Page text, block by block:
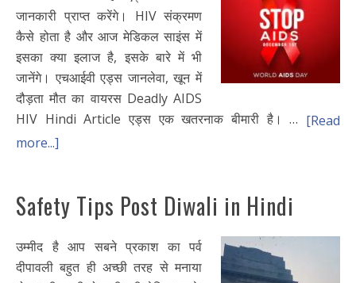
जानकारी प्राप्त करेंगे। HIV संक्रमण
कैसे होता है और आज मेडिकल साइंस में
इसका क्या इलाज है, इसके बारे में भी
जानेंगे। एचआईवी एड्स जानलेवा, खून में
दौड़ता मौत का वायरस Deadly AIDS
HIV Hindi Article एड्स एक खतरनाक बीमारी है। … [Read
more...]
Safety Tips Post Diwali in Hindi
उम्मीद है आप सबने प्रकाश का पर्व
दीपावली बहुत ही अच्छी तरह से मनाया